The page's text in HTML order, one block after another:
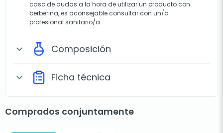
caso de dudas a la hora de utilizar un producto con
berberina, es aconsejable consultar con un/a
profesional sanitario/a.
expand_more Composición
expand_more Ficha técnica
Comprados conjuntamente